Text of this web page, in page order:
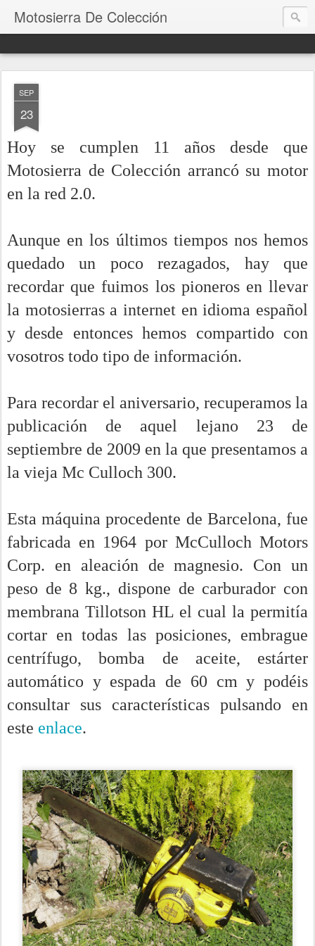
Motosierra De Colección
SEP
23
Hoy se cumplen 11 años desde que
Motosierra de Colección arrancó su motor
en la red 2.0.
Aunque en los últimos tiempos nos hemos
quedado un poco rezagados, hay que
recordar que fuimos los pioneros en llevar
la motosierras a internet en idioma español
y desde entonces hemos compartido con
vosotros todo tipo de información.
Para recordar el aniversario, recuperamos la
publicación de aquel lejano 23 de
septiembre de 2009 en la que presentamos a
la vieja Mc Culloch 300.
Esta máquina procedente de Barcelona, fue
fabricada en 1964 por McCulloch Motors
Corp. en aleación de magnesio. Con un
peso de 8 kg., dispone de carburador con
membrana Tillotson HL el cual la permitía
cortar en todas las posiciones, embrague
centrífugo, bomba de aceite, estárter
automático y espada de 60 cm y podéis
consultar sus características pulsando en
este enlace.